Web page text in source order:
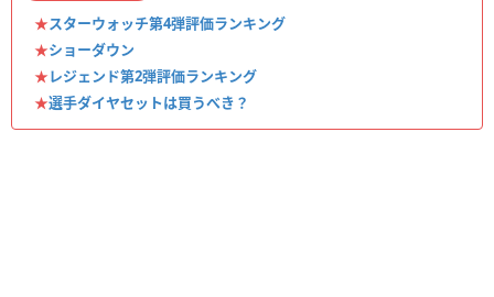
★スターウォッチ第4弾評価ランキング
★ショーダウン
★レジェンド第2弾評価ランキング
★選手ダイヤセットは買うべき？